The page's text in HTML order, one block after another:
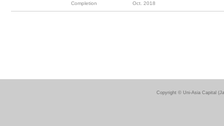
Completion Oct. 2018
Copyright © Uni-Asia Capital